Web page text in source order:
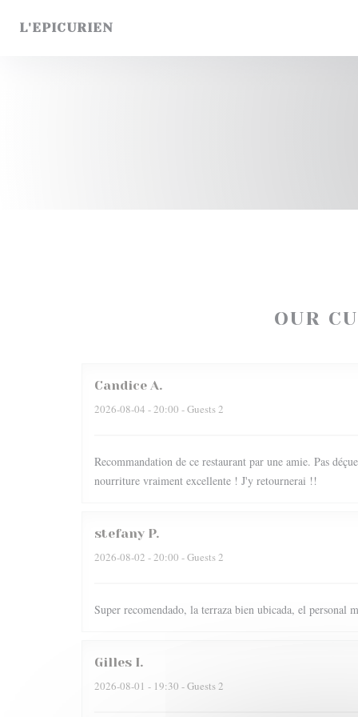
L'EPICURIEN
OUR
Candice A
2026-08-04 - 20:00 - Guests 2
Recommandation de ce restaurant par une amie. Pas
nourriture vraiment excellente ! J'y retournerai !!
stefany P
2026-08-02 - 20:00 - Guests 2
Super recomendado, la terraza bien ubicada, el personal
Gilles I
2026-08-01 - 19:30 - Guests 2